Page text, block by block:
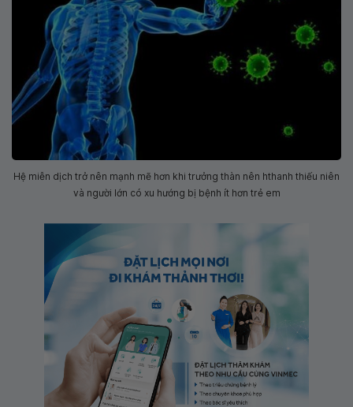
Hệ miễn dịch trở nên mạnh mẽ hơn khi trưởng thàn nên hthanh thiếu niên
và người lớn có xu hướng bị bệnh ít hơn trẻ em